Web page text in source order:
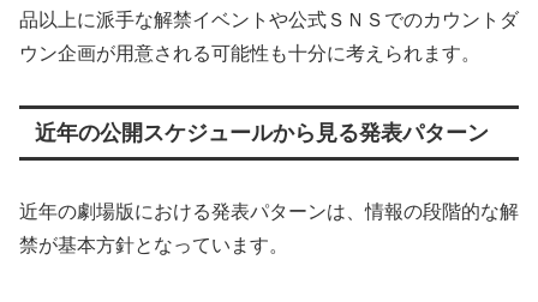
品以上に派手な解禁イベントや公式ＳＮＳでのカウントダ
ウン企画が用意される可能性も十分に考えられます。
近年の公開スケジュールから見る発表パターン
近年の劇場版における発表パターンは、情報の段階的な解
禁が基本方針となっています。